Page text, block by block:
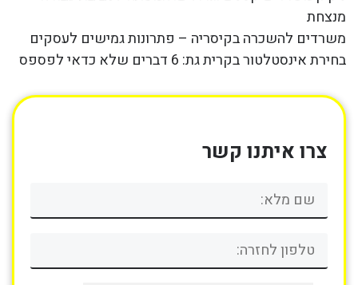
מנצחת
משרדים להשכרה בקיסריה – פתרונות גמישים לעסקים
בחירת אינסטלטור בקרית גת: 6 דברים שלא כדאי לפספס
צרו איתנו קשר